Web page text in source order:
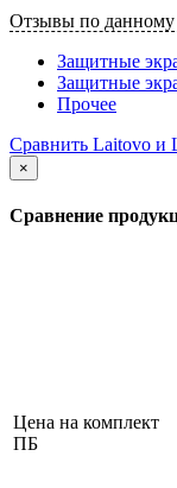
Отзывы по
Защитные
Защитные
Прочее
Сравнить Laitovo и
×
Сравнение
Цена на комплект
ПБ